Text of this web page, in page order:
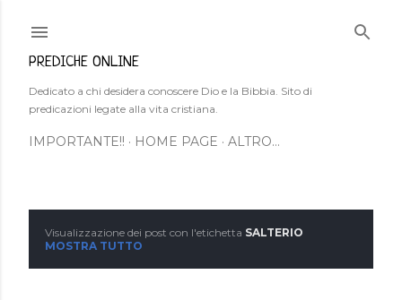
PREDICHE ONLINE
Dedicato a chi desidera conoscere Dio e la Bibbia. Sito di
predicazioni legate alla vita cristiana.
IMPORTANTE!! HOME PAGE ALTRO…
Visualizzazione dei post con l'etichetta SALTERIO
MOSTRA TUTTO